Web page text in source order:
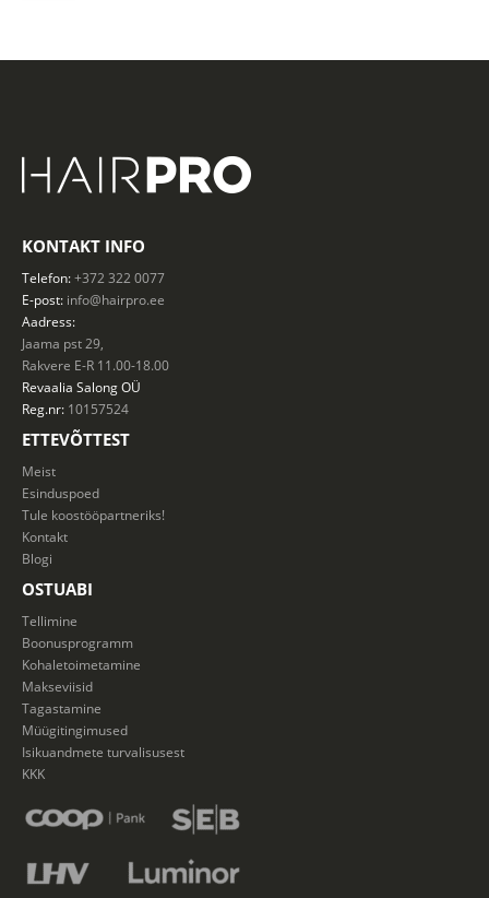
KONTAKT INFO
Telefon:+372 322 0077
E-post: info@hairpro.ee
Aadress:
Jaama pst 29,
Rakvere E-R 11.00-18.00
Revaalia SalongOÜ
Reg.nr: 10157524
ETTEVÕTTEST
Meist
Esinduspoed
Tule koostööpartneriks!
Kontakt
Blogi
OSTUABI
Tellimine
Boonusprogramm
Kohaletoimetamine
Makseviisid
Tagastamine
Müügitingimused
Isikuandmete turvalisusest
KKK